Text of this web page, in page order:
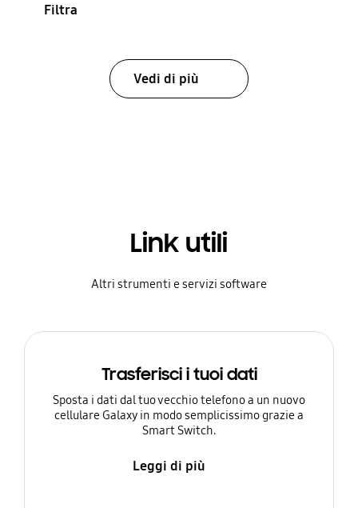
Filtra
Vedi di più
Link utili
Altri strumenti e servizi software
Trasferisci i tuoi dati
Sposta i dati dal tuo vecchio telefono a un nuovo
cellulare Galaxy in modo semplicissimo grazie a
Smart Switch.
Leggi di più